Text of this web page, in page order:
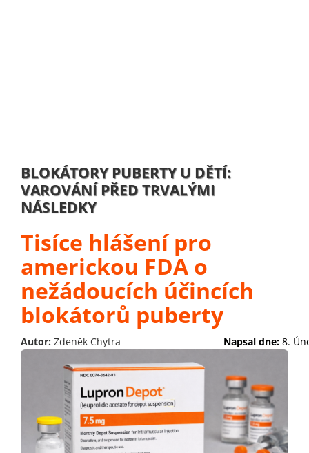
BLOKÁTORY PUBERTY U DĚTÍ:
VAROVÁNÍ PŘED TRVALÝMI
NÁSLEDKY
Tisíce hlášení pro
americkou FDA o
nežádoucích účincích
blokátorů puberty
Autor: Zdeněk Chytra Napsal dne: 8.